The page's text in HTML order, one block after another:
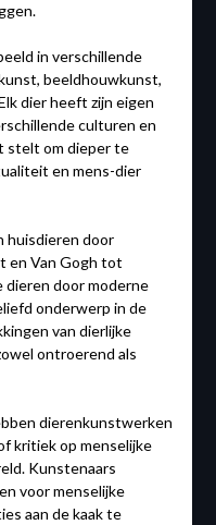
in verschillende
beeldhouwkunst,
dier heeft zijn eigen
culturen en
stelt om dieper te
en mens-dier
huisdieren door
en Van Gogh tot
door moderne
onderwerp in de
van dierlijke
ontroerend als
dierenkunstwerken
kritiek op menselijke
Kunstenaars
voor menselijke
aan de kaak te